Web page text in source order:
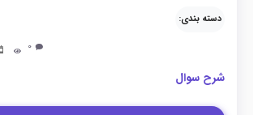
دسته بندی:
0
شرح سوال